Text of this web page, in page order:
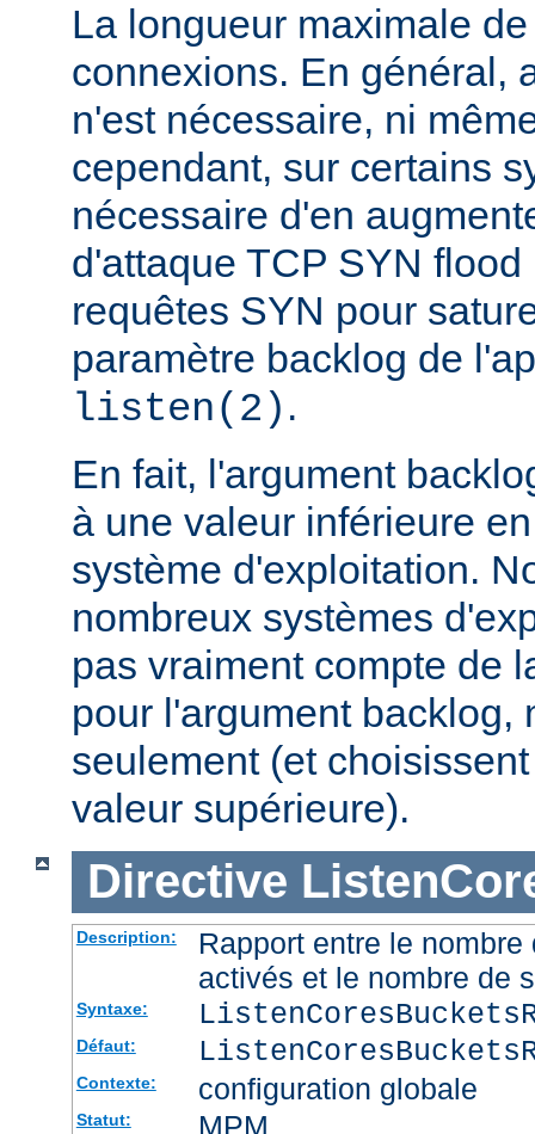
La longueur maximale
connexions. En général,
n'est nécessaire, ni
cependant, sur certains
nécessaire d'en
d'attaque TCP SYN
requêtes SYN pour
paramètre backlog de
listen(2) .
En fait, l'argument
à une valeur inférieure
système d'exploitation.
nombreux systèmes
pas vraiment compte de
pour l'argument backlog,
seulement (et
valeur supérieure).
Directive
Description:
Rapport entre le
activés et le nombre de
Syntaxe:
Défaut:
Contexte: configuration globale
Statut: MPM